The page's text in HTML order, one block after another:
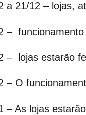
a 21/12 – lojas,
– funcionamento
– lojas estarão
– O
– As lojas